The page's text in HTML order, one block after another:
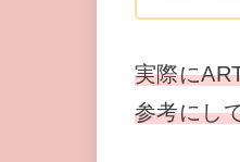
実際に
参考にし